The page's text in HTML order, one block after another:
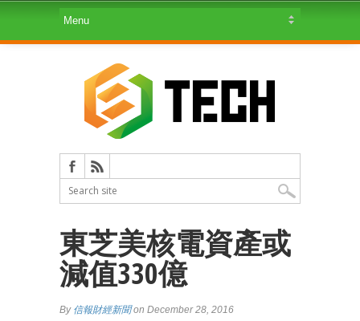
東芝美核電資產或
減值330億
By 信報財經新聞on December 28, 2016